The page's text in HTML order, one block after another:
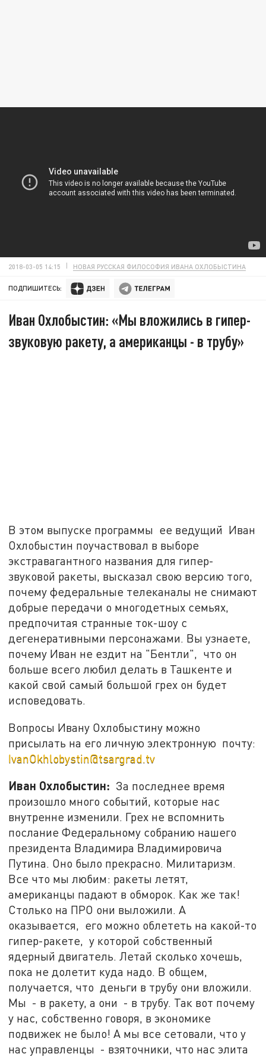
2018-03-05 14:15 НОВАЯ РУССКАЯ ФИЛОСОФИЯ ИВАНА ОХЛОБЫСТИНА
ПОДПИШИТЕСЬ:
Иван Охлобыстин: «Мы вложились в гипер-
звуковую ракету, а американцы - в трубу»
В этом выпуске программы ее ведущий Иван
Охлобыстин поучаствовал в выборе
экстравагантного названия для гипер-
звуковой ракеты, высказал свою версию того,
почему федеральные телеканалы не снимают
добрые передачи о многодетных семьях,
предпочитая странные ток-шоу с
дегенеративными персонажами. Вы узнаете,
почему Иван не ездит на "Бентли", что он
больше всего любил делать в Ташкенте и
какой свой самый большой грех он будет
исповедовать.
Вопросы Ивану Охлобыстину можно
присылать на его личную электронную почту:
IvanOkhlobystin@tsargrad.tv
Иван Охлобыстин: За последнее время
произошло много событий, которые нас
внутренне изменили. Грех не вспомнить
послание Федеральному собранию нашего
президента Владимира Владимировича
Путина. Оно было прекрасно. Милитаризм.
Все что мы любим: ракеты летят,
американцы падают в обморок. Как же так!
Столько на ПРО они выложили. А
оказывается, его можно облететь на какой-то
гипер-ракете, у которой собственный
ядерный двигатель. Летай сколько хочешь,
пока не долетит куда надо. В общем,
получается, что деньги в трубу они вложили.
Мы - в ракету, а они - в трубу. Так вот почему
у нас, собственно говоря, в экономике
подвижек не было! А мы все сетовали, что у
нас управленцы - взяточники, что нас элита